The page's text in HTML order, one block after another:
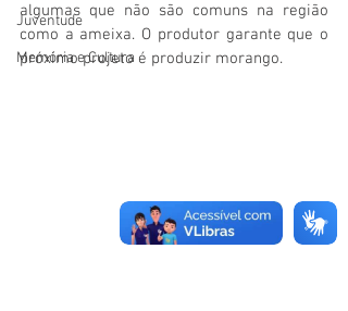
Juventude
Memória e Cultura
algumas que não são comuns na região
como a ameixa. O produtor garante que o
próximo projeto é produzir morango.